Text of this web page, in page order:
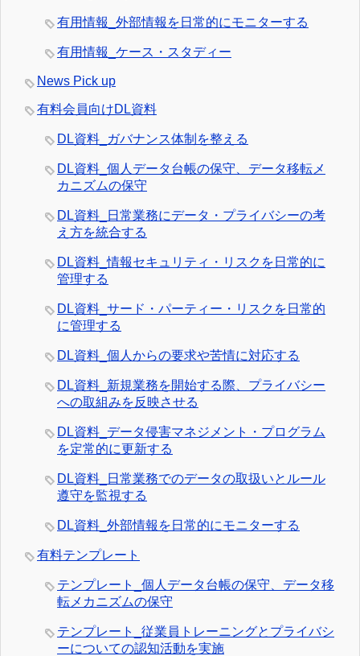
有用情報_外部情報を日常的にモニターする
有用情報_ケース・スタディー
News Pick up
有料会員向けDL資料
DL資料_ガバナンス体制を整える
DL資料_個人データ台帳の保守、データ移転メ
カニズムの保守
DL資料_日常業務にデータ・プライバシーの考
え方を統合する
DL資料_情報セキュリティ・リスクを日常的に
管理する
DL資料_サード・パーティー・リスクを日常的
に管理する
DL資料_個人からの要求や苦情に対応する
DL資料_新規業務を開始する際、プライバシー
への取組みを反映させる
DL資料_データ侵害マネジメント・プログラム
を定常的に更新する
DL資料_日常業務でのデータの取扱いとルール
遵守を監視する
DL資料_外部情報を日常的にモニターする
有料テンプレート
テンプレート_個人データ台帳の保守、データ移
転メカニズムの保守
テンプレート_従業員トレーニングとプライバシ
ーについての認知活動を実施